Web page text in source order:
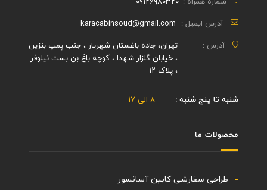
آدرس ایمیل : karacabinsoud@gmail.com
آدرس :
تهران، جاده باغستان شهریار ، جنب پمپ بنزین
، خیابان گلزار شهدا ، کوچه باغ بن بست نیلوفر
، پلاک ۱۲
شنبه تا پنج شنبه : ۸ الی ۱۷
محصولات ما
طراحی سفارشی کابین آسانسور